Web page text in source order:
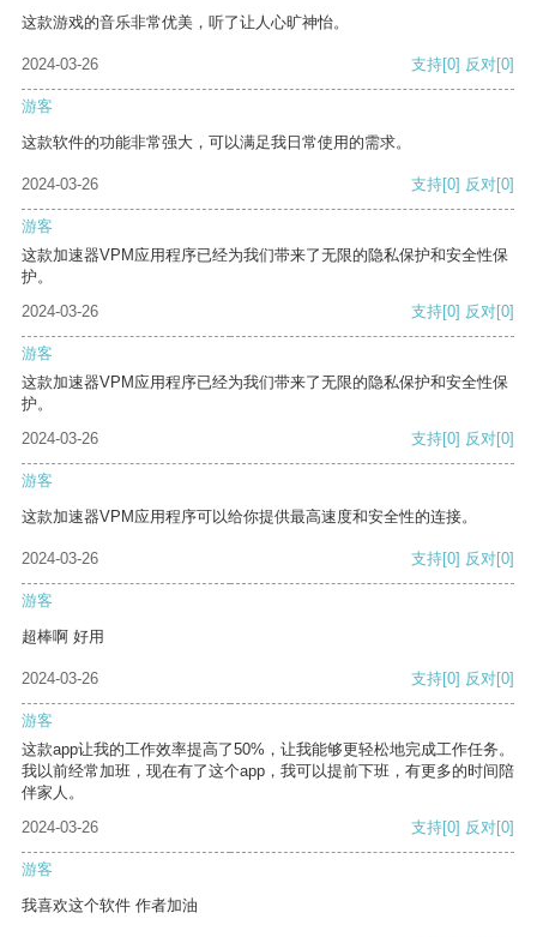
这款游戏的音乐非常优美，听了让人心旷神怡。
2024-03-26 支持[0] 反对[0]
游客
这款软件的功能非常强大，可以满足我日常使用的需求。
2024-03-26 支持[0] 反对[0]
游客
这款加速器VPM应用程序已经为我们带来了无限的隐私保护和安全性保
护。
2024-03-26
支持[0] 反对[0]
游客
这款加速器VPM应用程序已经为我们带来了无限的隐私保护和安全性保
护。
2024-03-26
支持[0] 反对[0]
游客
这款加速器VPM应用程序可以给你提供最高速度和安全性的连接。
2024-03-26 支持[0] 反对[0]
游客
超棒啊 好用
2024-03-26 支持[0] 反对[0]
游客
这款app让我的工作效率提高了50%，让我能够更轻松地完成工作任务。
我以前经常加班，现在有了这个app，我可以提前下班，有更多的时间陪
伴家人。
2024-03-26
支持[0] 反对[0]
游客
我喜欢这个软件 作者加油